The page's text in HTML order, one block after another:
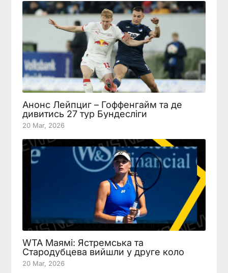
Анонс Лейпциг – Гоффенгайм та де
дивитись 27 тур Бундесліги
20 Mar, 2026
WTA Маямі: Ястремська та
Стародубцева вийшли у друге коло
20 Mar, 2026